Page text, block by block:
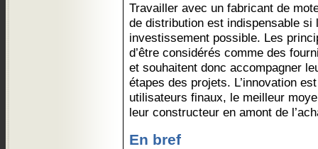
Travailler avec un fabricant de
de distribution est indispensable si
investissement possible. Les
d’être considérés comme des
et souhaitent donc accompagner
étapes des projets. L’innovation
utilisateurs finaux, le meilleur
leur constructeur en amont de
En bref